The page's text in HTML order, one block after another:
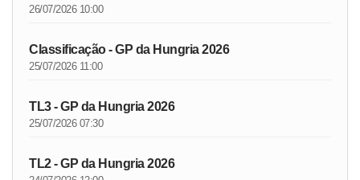
26/07/2026 10:00
Classificação - GP da Hungria 2026
25/07/2026 11:00
TL3 - GP da Hungria 2026
25/07/2026 07:30
TL2 - GP da Hungria 2026